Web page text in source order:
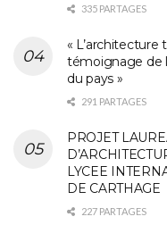
335 PARTAGES
« L’architecture
témoignage de
du pays »
291 PARTAGES
PROJET
LYCEE
DE CARTHAGE
227 PARTAGES